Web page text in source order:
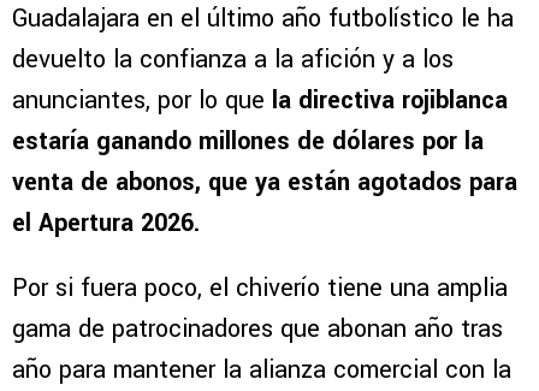
Guadalajara en el último año futbolístico le ha
devuelto la confianza a la afición y a los
anunciantes, por lo que la directiva rojiblanca
estaría ganando millones de dólares por la
venta de abonos, que ya están agotados para
el Apertura 2026.
Por si fuera poco, el chiverío tiene una amplia
gama de patrocinadores que abonan año tras
año para mantener la alianza comercial con la